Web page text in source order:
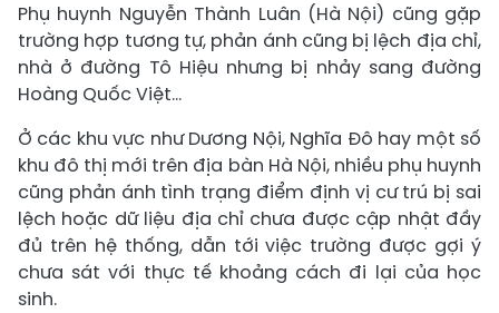
Phụ huynh Nguyễn Thành Luân (Hà Nội) cũng gặp
trường hợp tương tự, phản ánh cũng bị lệch địa chỉ,
nhà ở đường Tô Hiệu nhưng bị nhảy sang đường
Hoàng Quốc Việt...
Ở các khu vực như Dương Nội, Nghĩa Đô hay một số
khu đô thị mới trên địa bàn Hà Nội, nhiều phụ huynh
cũng phản ánh tình trạng điểm định vị cư trú bị sai
lệch hoặc dữ liệu địa chỉ chưa được cập nhật đầy
đủ trên hệ thống, dẫn tới việc trường được gợi ý
chưa sát với thực tế khoảng cách đi lại của học
sinh.